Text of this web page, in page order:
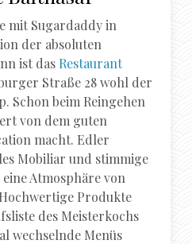
mit Sugardaddy in
der absoluten
ist das Restaurant
Straße 28 wohl der
Schon beim Reingehen
von dem guten
macht. Edler
Mobiliar und stimmige
Atmosphäre von
Produkte
des Meisterkochs
wechselnde Menüs